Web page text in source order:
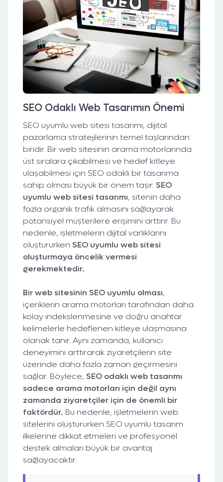
SEO Odaklı Web Tasarımın Önemi
SEO uyumlu web sitesi tasarımı, dijital
pazarlama stratejilerinin temel taşlarından
biridir. Bir web sitesinin arama motorlarında
üst sıralara çıkabilmesi ve hedef kitleye
ulaşabilmesi için SEO odaklı bir tasarıma
sahip olması büyük bir önem taşır. SEO
uyumlu web sitesi tasarımı, sitenin daha
fazla organik trafik almasını sağlayarak
potansiyel müşterilere erişimini arttırır. Bu
nedenle, işletmelerin dijital varlıklarını
oluştururken SEO uyumlu web sitesi
oluşturmaya öncelik vermesi
gerekmektedir.
Bir web sitesinin SEO uyumlu olması,
içeriklerin arama motorları tarafından daha
kolay indekslenmesine ve doğru anahtar
kelimelerle hedeflenen kitleye ulaşmasına
olanak tanır. Aynı zamanda, kullanıcı
deneyimini arttırarak ziyaretçilerin site
üzerinde daha fazla zaman geçirmesini
sağlar. Böylece, SEO odaklı web tasarımı
sadece arama motorları için değil aynı
zamanda ziyaretçiler için de önemli bir
faktördür. Bu nedenle, işletmelerin web
sitelerini oluştururken SEO uyumlu tasarım
ilkelerine dikkat etmeleri ve profesyonel
destek almaları büyük bir avantaj
sağlayacaktır.